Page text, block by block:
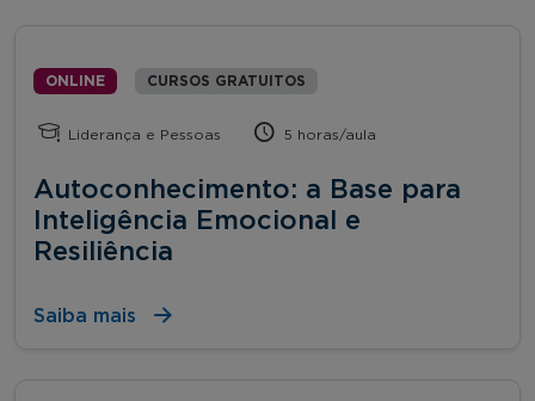
ONLINE CURSOS GRATUITOS
Liderança e Pessoas 5 horas/aula
Autoconhecimento: a Base para
Inteligência Emocional e
Resiliência
Saiba mais